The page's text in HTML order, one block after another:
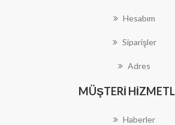
Hesabım
Siparişler
Adres
MÜŞTERI
Haberler